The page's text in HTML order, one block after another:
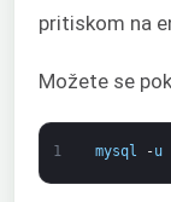
pritiskom na
Možete se
1 mysql -u